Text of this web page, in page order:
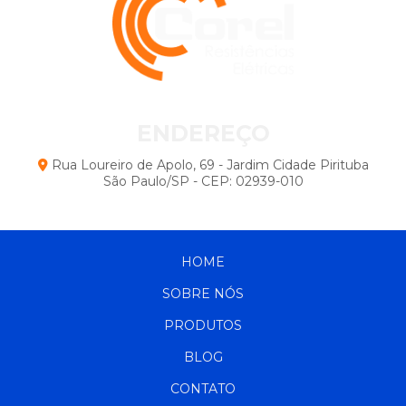
Resistências para Fornos: Dicas Essenciais para
Escolha e Otimização do Equipamento
Vantagens e Usos Essenciais do Aquecedor Elétrico
Industrial na Indústria
Rua Loureiro de Apolo, 69 - Jardim Cidade Pirituba
São Paulo/SP - CEP: 02939-010
HOME
SOBRE NÓS
PRODUTOS
BLOG
CONTATO